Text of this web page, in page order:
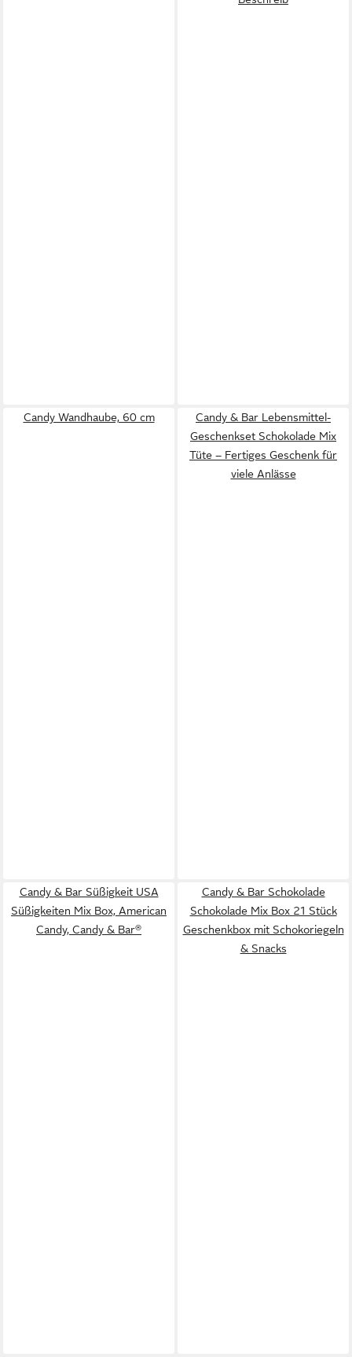
Candy Wandhaube, 60 cm
Candy & Bar Lebensmittel-
Geschenkset Schokolade Mix
Tüte – Fertiges Geschenk für
viele Anlässe
Candy & Bar Süßigkeit USA
Süßigkeiten Mix Box, American
Candy, Candy & Bar®
Candy & Bar Schokolade
Schokolade Mix Box 21 Stück
Geschenkbox mit Schokoriegeln
& Snacks